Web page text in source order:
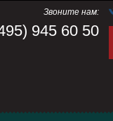
Звоните нам:
945 60 50